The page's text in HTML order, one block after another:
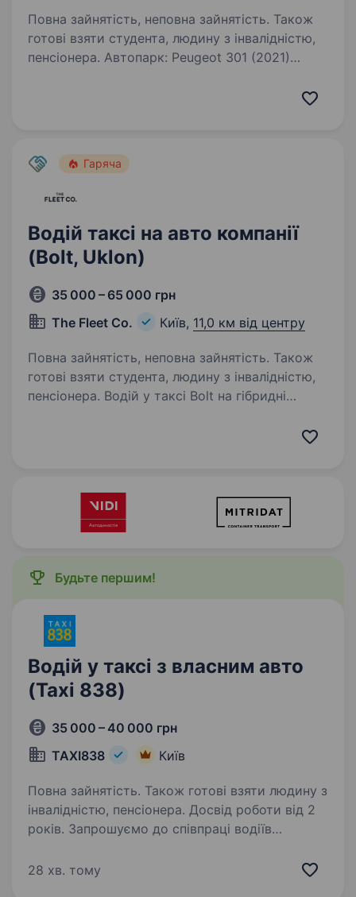
Повна зайнятість, неповна зайнятість. Також
готові взяти студента, людину з інвалідністю,
пенсіонера. Автопарк: Peugeot 301 (2021)
Гаряча
Водій таксі на авто компанії
(Bolt, Uklon)
35 000 – 65 000 грн
The Fleet Co.
Київ, 11,0 км від центру
Повна зайнятість, неповна зайнятість. Також
готові взяти студента, людину з інвалідністю,
пенсіонера. Водій у таксі Bolt на гібридні
та економні гібридні авто: Toyota…
Будьте першим!
Водій у таксі з власним авто
(Taxi 838)
35 000 – 40 000 грн
TAXI838
Київ
Повна зайнятість. Також готові взяти людину з
інвалідністю, пенсіонера. Досвід роботи від 2
років. Запрошуємо до співпраці водіїв
це найкращі умови для роботи серед
28 хв. тому